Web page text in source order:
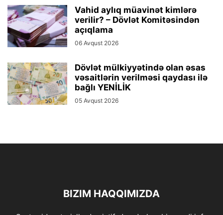
Vahid aylıq müavinət kimlərə
verilir? – Dövlət Komitəsindən
açıqlama
06 Avqust 2026
Dövlət mülkiyyətində olan əsas
vəsaitlərin verilməsi qaydası ilə
bağlı YENİLİK
05 Avqust 2026
BIZIM HAQQIMIZDA